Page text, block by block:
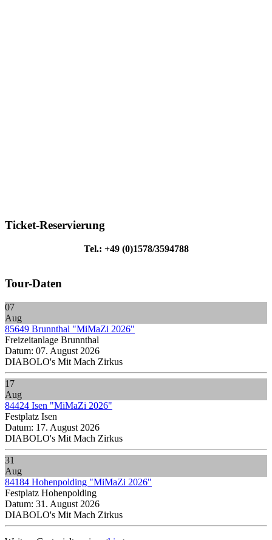
Ticket-Reservierung
Tel.: +49 (0)1578/3594788
Tour-Daten
07
Aug
85649 Brunnthal "MiMaZi 2026"
Freizeitanlage Brunnthal
Datum: 07. August 2026
DIABOLO's Mit Mach Zirkus
17
Aug
84424 Isen "MiMaZi 2026"
Festplatz Isen
Datum: 17. August 2026
DIABOLO's Mit Mach Zirkus
31
Aug
84184 Hohenpolding "MiMaZi 2026"
Festplatz Hohenpolding
Datum: 31. August 2026
DIABOLO's Mit Mach Zirkus